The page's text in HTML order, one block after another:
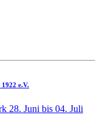
e.V.
28. Juni bis 04. Juli